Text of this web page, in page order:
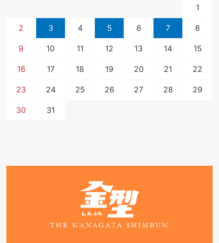
1
2 3 4 5 6 7 8
9 10 11 12 13 14 15
16 17 18 19 20 21 22
23 24 25 26 27 28 29
30 31